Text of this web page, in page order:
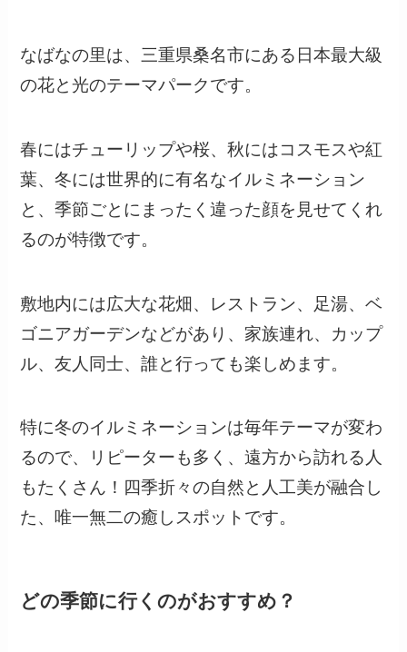
なばなの里は、三重県桑名市にある日本最大級
の花と光のテーマパークです。
春にはチューリップや桜、秋にはコスモスや紅
葉、冬には世界的に有名なイルミネーション
と、季節ごとにまったく違った顔を見せてくれ
るのが特徴です。
敷地内には広大な花畑、レストラン、足湯、ベ
ゴニアガーデンなどがあり、家族連れ、カップ
ル、友人同士、誰と行っても楽しめます。
特に冬のイルミネーションは毎年テーマが変わ
るので、リピーターも多く、遠方から訪れる人
もたくさん！四季折々の自然と人工美が融合し
た、唯一無二の癒しスポットです。
どの季節に行くのがおすすめ？